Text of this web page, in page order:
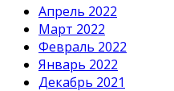
Апрель 2022
Март 2022
Февраль 2022
Январь 2022
Декабрь 2021